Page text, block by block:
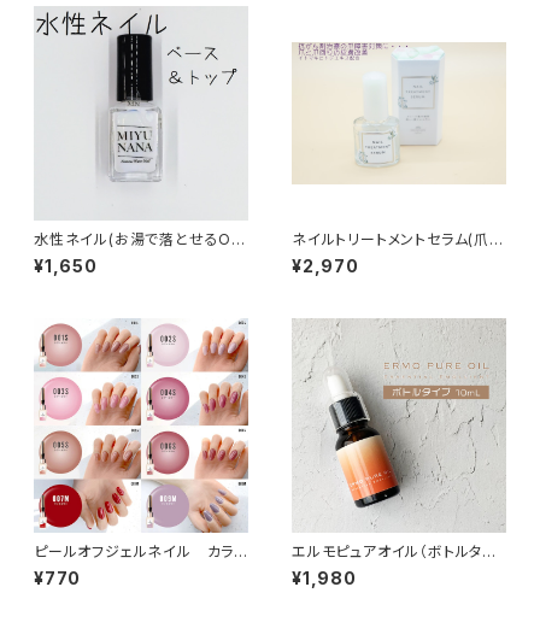
水性ネイル(お湯で落とせるON
E DAYネイル) MIYUNANA
ベース＆トップ
¥1,650
ネイルトリートメントセラム(爪の
美容液/ネイルトリートメント)
¥2,970
ピールオフジェルネイル カラ
ージェル追加購入
¥770
エルモピュアオイル（ボトルタイ
プ/10ml） キューティクルオイル
¥1,980